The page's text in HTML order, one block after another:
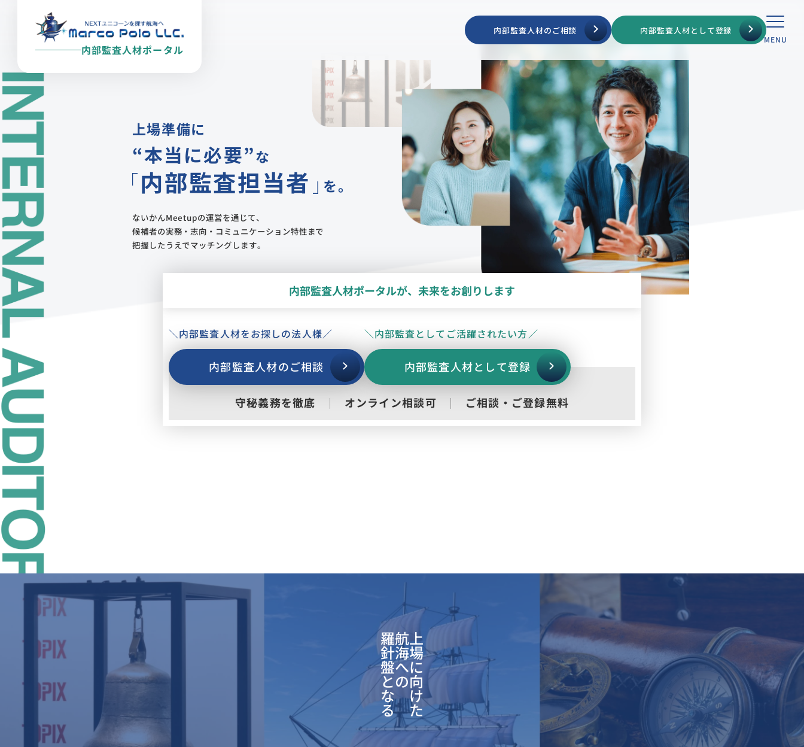
内部監査人材ポータル
内部監査人材のご相談 内部監査人材として登録
上場準備に
“本当に必要”な
内部監査担当者 を。
ないかんMeetupの運営を通じて、
候補者の実務・志向・コミュニケーション特性まで
把握したうえでマッチングします。
内部監査人材ポータルが、 未来をお創りします
＼内部監査人材をお探しの法人様／
内部監査人材のご相談
＼内部監査としてご活躍されたい方／
内部監査人材として登録
守秘義務を徹底 オンライン相談可 ご相談・ ご登録無料
上
場
に
向
け
た
航
海
へ
の
羅
針
盤
と
な
る